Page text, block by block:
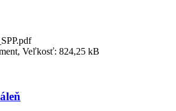
Veľkosť: 824,25 kB